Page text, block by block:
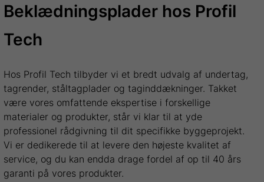
Beklædningsplader hos Profil
Tech
Hos Profil Tech tilbyder vi et bredt udvalg af undertag,
tagrender, ståltagplader og taginddækninger. Takket
være vores omfattende ekspertise i forskellige
materialer og produkter, står vi klar til at yde
professionel rådgivning til dit specifikke byggeprojekt.
Vi er dedikerede til at levere den højeste kvalitet af
service, og du kan endda drage fordel af op til 40 års
garanti på vores produkter.